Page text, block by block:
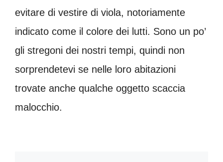
evitare di vestire di viola, notoriamente
indicato come il colore dei lutti. Sono un po’
gli stregoni dei nostri tempi, quindi non
sorprendetevi se nelle loro abitazioni
trovate anche qualche oggetto scaccia
malocchio.